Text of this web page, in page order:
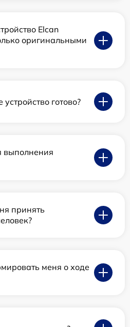
Elcan
оригинальными
готово?
выполнения
принять
меня о ходе